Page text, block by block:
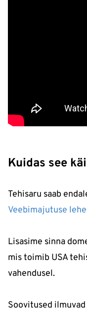
Kuidas see
Tehisaru saab
Veebimajutuse
Lisasime sinna
mis toimib USA
vahendusel.
Soovitused